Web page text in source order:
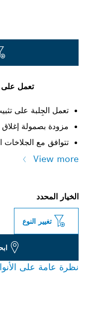
تعمل على
تعمل الجِلبة على
مزودة بصمولة إغلاق
تتوافق مع الجلاخات
View more
الخيار المحدد
تغيير النوع
نظرة عامة على